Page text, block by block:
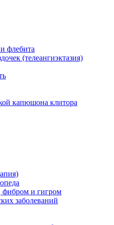
флебита
(телеангиэктазия)
капюшона клитора
фибром и гигром
заболеваний